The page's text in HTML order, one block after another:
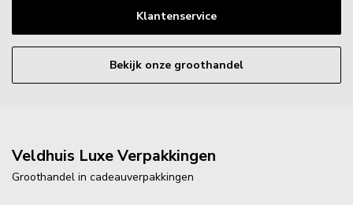
Klantenservice
Bekijk onze groothandel
Veldhuis Luxe Verpakkingen
Groothandel in cadeauverpakkingen